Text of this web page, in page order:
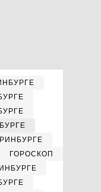
ГОРОСКОП